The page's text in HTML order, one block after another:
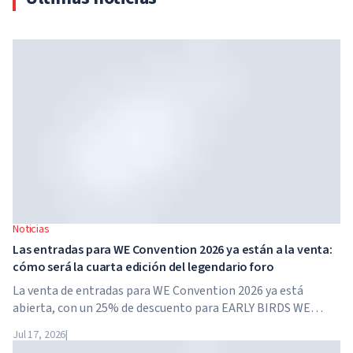
Noticias
Las entradas para WE Convention 2026 ya están a la venta:
cómo será la cuarta edición del legendario foro
La venta de entradas para WE Convention 2026 ya está
abierta, con un 25% de descuento para EARLY BIRDS WE
noviembre de 2026, el foro se celebrará en SO/...
Jul 17, 2026|